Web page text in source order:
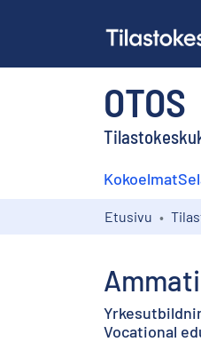
OTOS
Kokoelmat
Etusivu
Vocational